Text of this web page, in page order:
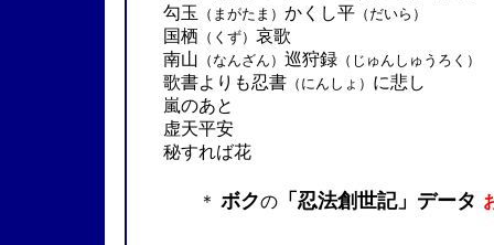
勾玉 （まがたま） かくし平 （だいら）
国栖 （くず） 哀歌
南山 （なんざん） 巡狩録 （じゅんしゅうろく）
歌書よりも忍書 （にんしょ） に悲し
嵐のあと
虚天平安
秘すれば花
＊ ボクの 「忍法創世記」データ